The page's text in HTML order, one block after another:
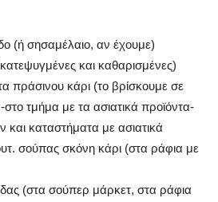
(ή σησαμέλαιο, αν έχουμε)
και καθαρισμένες)
πράσινου κάρι (το βρίσκουμε σε
τμήμα με τα ασιατικά προϊόντα-
και καταστήματα με ασιατικά
σούπας σκόνη κάρι (στα ράφια με
(στα σούπερ μάρκετ, στα ράφια